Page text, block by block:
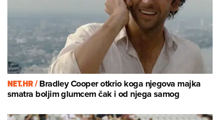
NET.HR /Bradley Cooper otkrio koga njegova majka
smatra boljim glumcem čak i od njega samog